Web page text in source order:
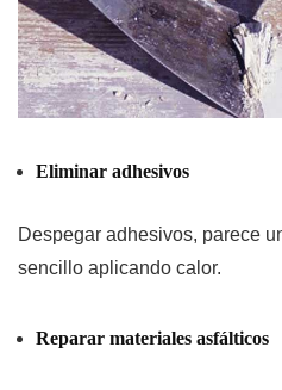
Eliminar adhesivos
Despegar adhesivos, parece
sencillo aplicando calor.
Reparar materiales asfálticos